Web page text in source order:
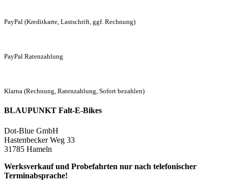
PayPal (Kreditkarte, Lastschrift, ggf. Rechnung)
PayPal Ratenzahlung
Klarna (Rechnung, Ratenzahlung, Sofort bezahlen)
BLAUPUNKT Falt-E-Bikes
Dot-Blue GmbH
Hastenbecker Weg 33
31785 Hameln
Werksverkauf und Probefahrten nur nach telefonischer
Terminabsprache!